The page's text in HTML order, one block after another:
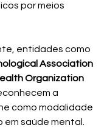
por meios
entidades como
Association
Organization
a
como modalidade
em saúde mental.